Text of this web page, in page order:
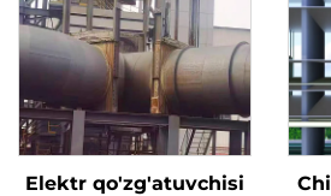
Elektr qo'zg'atuvchisi